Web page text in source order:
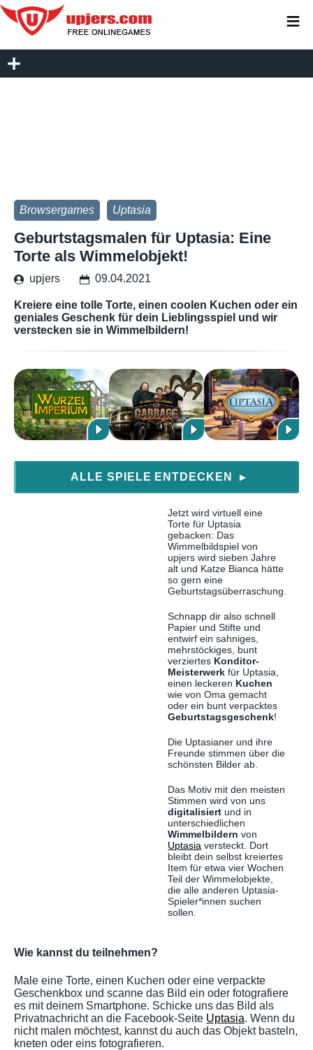
Browsergames Uptasia
Geburtstagsmalen für Uptasia: Eine
Torte als Wimmelobjekt!
upjers 09.04.2021
Kreiere eine tolle Torte, einen coolen Kuchen oder ein
geniales Geschenk für dein Lieblingsspiel und wir
verstecken sie in Wimmelbildern!
ALLE SPIELE ENTDECKEN ▶
Jetzt wird virtuell eine
Torte für Uptasia
gebacken: Das
Wimmelbildspiel von
upjers wird sieben Jahre
alt und Katze Bianca hätte
so gern eine
Geburtstagsüberraschung.
Schnapp dir also schnell
Papier und Stifte und
entwirf ein sahniges,
mehrstöckiges, bunt
verziertes Konditor-
Meisterwerk für Uptasia,
einen leckeren Kuchen
wie von Oma gemacht
oder ein bunt verpacktes
Geburtstagsgeschenk!
Die Uptasianer und ihre
Freunde stimmen über die
schönsten Bilder ab.
Das Motiv mit den meisten
Stimmen wird von uns
digitalisiert und in
unterschiedlichen
Wimmelbildernvon
Uptasia versteckt. Dort
bleibt dein selbst kreiertes
Item für etwa vier Wochen
Teil der Wimmelobjekte,
die alle anderen Uptasia-
Spieler*innen suchen
sollen.
Wie kannst du teilnehmen?
Male eine Torte, einen Kuchen oder eine verpackte
Geschenkbox und scanne das Bild ein oder fotografiere
es mit deinem Smartphone. Schicke uns das Bild als
Privatnachricht an die Facebook-Seite Uptasia. Wenn du
nicht malen möchtest, kannst du auch das Objekt basteln,
kneten oder eins fotografieren.
≡